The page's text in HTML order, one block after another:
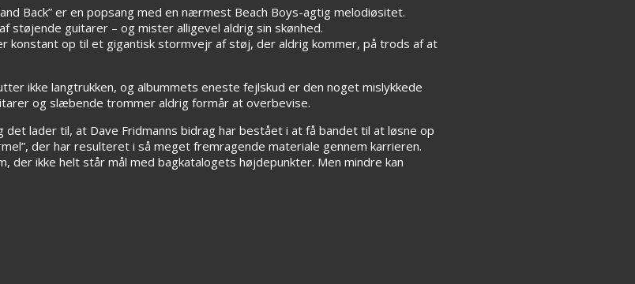
Back” er en popsang med en nærmest Beach Boys-agtig melodiøsitet.
støjende guitarer – og mister alligevel aldrig sin skønhed.
konstant op til et gigantisk stormvejr af støj, der aldrig kommer, på trods af at
ikke langtrukken, og albummets eneste fejlskud er den noget mislykkede
og slæbende trommer aldrig formår at overbevise.
lader til, at Dave Fridmanns bidrag har bestået i at få bandet til at løsne op
der har resulteret i så meget fremragende materiale gennem karrieren.
ikke helt står mål med bagkatalogets højdepunkter. Men mindre kan